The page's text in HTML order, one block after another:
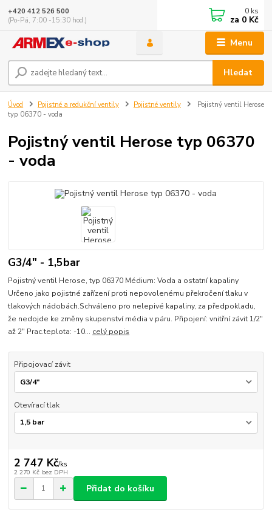
Menu
Hledat
+420 412 526 500
(Po-Pá, 7:00 -15:30 hod.)
0 ks
za 0 Kč
Úvod Pojistné a redukční ventily Pojistné ventily
Pojistný ventil Herose
typ 06370 - voda
Pojistný ventil Herose typ 06370
- voda
G3/4" - 1,5bar
Pojistný ventil Herose, typ 06370 Médium: Voda a ostatní kapaliny
Určeno jako pojistné zařízení proti nepovolenému překročení tlaku v
tlakových nádobách.Schváleno pro nelepivé kapaliny, za předpokladu,
že nedojde ke změny skupenství média v páru. Připojení: vnitřní závit 1/2"
až 2" Prac.teplota: -10... celý popis
Připojovací závit
Otevírací tlak
2 747 Kč/ks
2 270 Kč bez DPH
Přidat do košíku